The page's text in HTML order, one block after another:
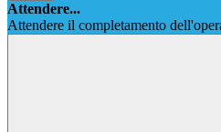
Attendere...
Attendere il completamento